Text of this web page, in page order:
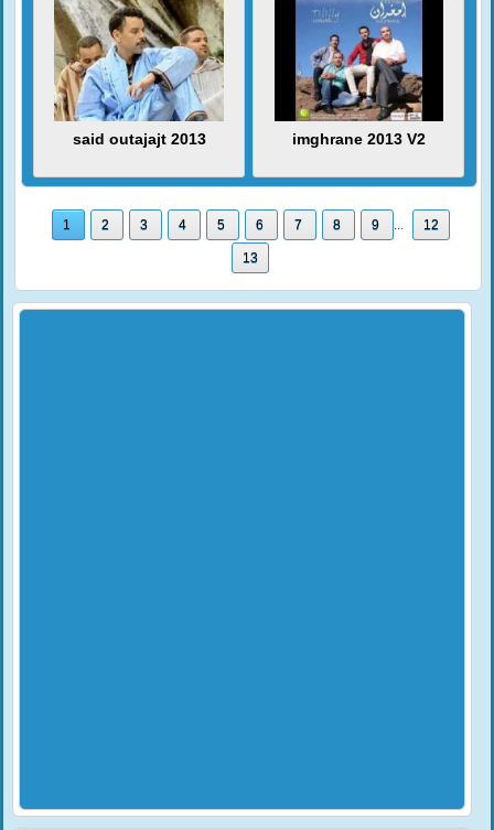
said outajajt 2013 imghrane 2013 V2
1 2 3 4 5 6 7 8 9 12
13